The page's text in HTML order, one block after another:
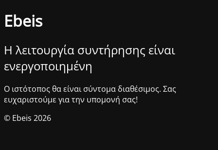
Ebeis
Η λειτουργία συντήρησης είναι
ενεργοποιημένη
Ο ιστότοπος θα είναι σύντομα διαθέσιμος. Σας
ευχαριστούμε για την υπομονή σας!
© Ebeis 2026